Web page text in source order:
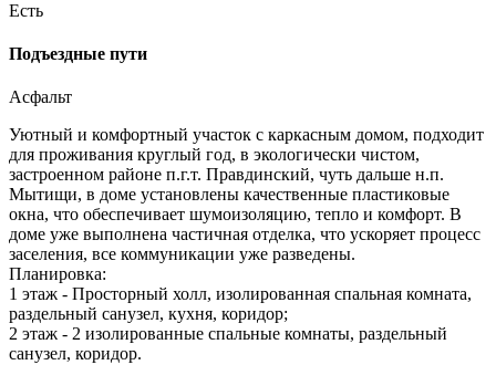
Есть
Подъездные пути
Асфальт
Уютный и комфортный участок с каркасным домом, подходит
для проживания круглый год, в экологически чистом,
застроенном районе п.г.т. Правдинский, чуть дальше н.п.
Мытищи, в доме установлены качественные пластиковые
окна, что обеспечивает шумоизоляцию, тепло и комфорт. В
доме уже выполнена частичная отделка, что ускоряет процесс
заселения, все коммуникации уже разведены.
Планировка:
1 этаж - Просторный холл, изолированная спальная комната,
раздельный санузел, кухня, коридор;
2 этаж - 2 изолированные спальные комнаты, раздельный
санузел, коридор.